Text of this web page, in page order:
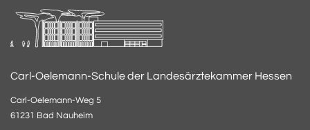
Carl-Oelemann-Schule der Landesärztekammer Hessen
Carl-Oelemann-Weg 5
61231 Bad Nauheim